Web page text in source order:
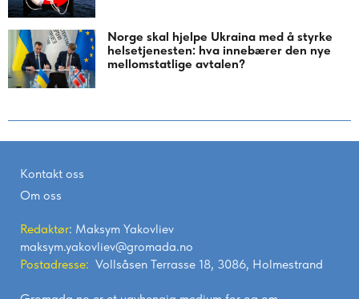
Norge skal hjelpe Ukraina med å styrke
helsetjenesten: hva innebærer den nye
mellomstatlige avtalen?
Kontakt oss
Om oss
Redaktør: Maksym Yakovliev
maksym.yakovliev@gromada.no
Postadresse: Vollsåsen Terrasse 18, 3086, Holmestrand